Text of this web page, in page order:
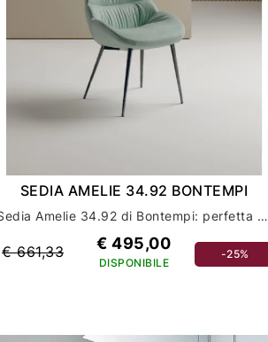
SEDIA AMELIE 34.92 BONTEMPI
Sedia Amelie 34.92 di Bontempi: perfetta per arredare la tua casa con stile ed eleganza
€ 661,33 € 495,00
DISPONIBILE
-25%